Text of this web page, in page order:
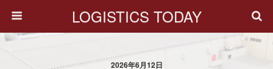
LOGISTICS TODAY
2026年6月12日